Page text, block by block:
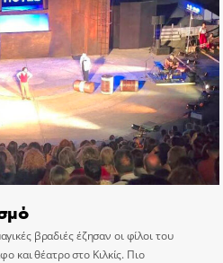
βραδιές έζησαν οι φίλοι του
και θέατρο στο Κιλκίς. Πιο